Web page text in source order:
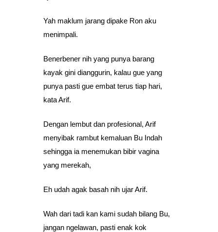
Yah maklum jarang dipake Ron aku
menimpali.
Benerbener nih yang punya barang
kayak gini dianggurin, kalau gue yang
punya pasti gue embat terus tiap hari,
kata Arif.
Dengan lembut dan profesional, Arif
menyibak rambut kemaluan Bu Indah
sehingga ia menemukan bibir vagina
yang merekah,
Eh udah agak basah nih ujar Arif.
Wah dari tadi kan kami sudah bilang Bu,
jangan ngelawan, pasti enak kok